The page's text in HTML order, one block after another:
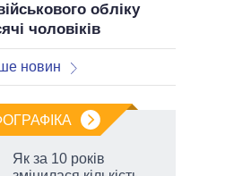
обліку
чоловіків
новин
Як за 10 років